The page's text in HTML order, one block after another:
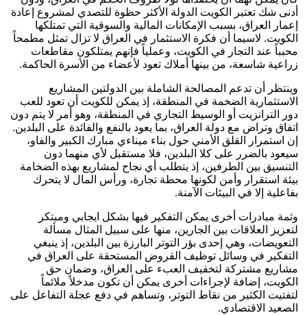
أدنى شك تعتبر الكويت الدولة الأكثر حظوة للتصدي لمشروع إعادة
إعمار العراق، بسبب الإمكانات المالية والسوقية التي تمتلكها
الكويت. لاسيما أن فكرة الاستثمار في العراق لا تزال تمثل مطمحاً
محبباً عند التجار في الكويت، وعملياً فإنهم يمتلكون مقاطعات
زراعية شاسعة، من بينها أملاك تعود لأعضاء من الأسرة الحاكمة.
وينتظر أن تدعم المصالحة الشاملة بين الدولتين المشاريع
الاستثمارية الضخمة في المنطقة، إذ يمكن للكويت أن تعود للعب
دور الترانزيت أو الوسيط التجاري في المنطقة، وهو أمر لا يتم دون
اتفاق وتراض مع دولة العراق، بما يعود بالنفع والفائدة على البلدين.
إن استمرار القلق الأمني حول بناء ميناءي مبارك الكبير والفاو،
سيعود بالضرر على كلا البلدين، فلا مستقبل لأي منهما دون
التنسيق بين الطرفين، إذ يتطلب أي نجاح لمشاريع بهذه الضخامة
بيئة استقرار وأمن لكونها محطة تجارة، ورأس المال لا يتحرك
بفاعلية إلا في البيئات الآمنة.
وثمة مبادرات أخرى يمكن التفكير فيها بشكل ايجابي ومبتكر
لتعزيز العلاقات بين الجارين، منها على سبيل المثال مسألة
التعويضات، وهي إحدى بؤر التوتر البارزة بين البلدين، إذ ينبغي
التفكير في وسائل توظيف القروض المستحقة على العراق في
مشاريع مشتركة لتخفيف العبء على العراق، وضمان حق
الكويت، إضافة لإجراءات أخرى يمكن أن تكون مدخلاً ملائماً
لتفتيت الكثير من نقاط التوتر، وتساهم في دفع عجلة التفاعل على
الصعيد الاقتصادي.